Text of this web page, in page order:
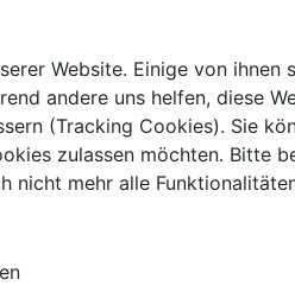
Website. Einige von ihnen
andere uns helfen, diese
(Tracking Cookies). Sie
zulassen möchten. Bitte
nicht mehr alle